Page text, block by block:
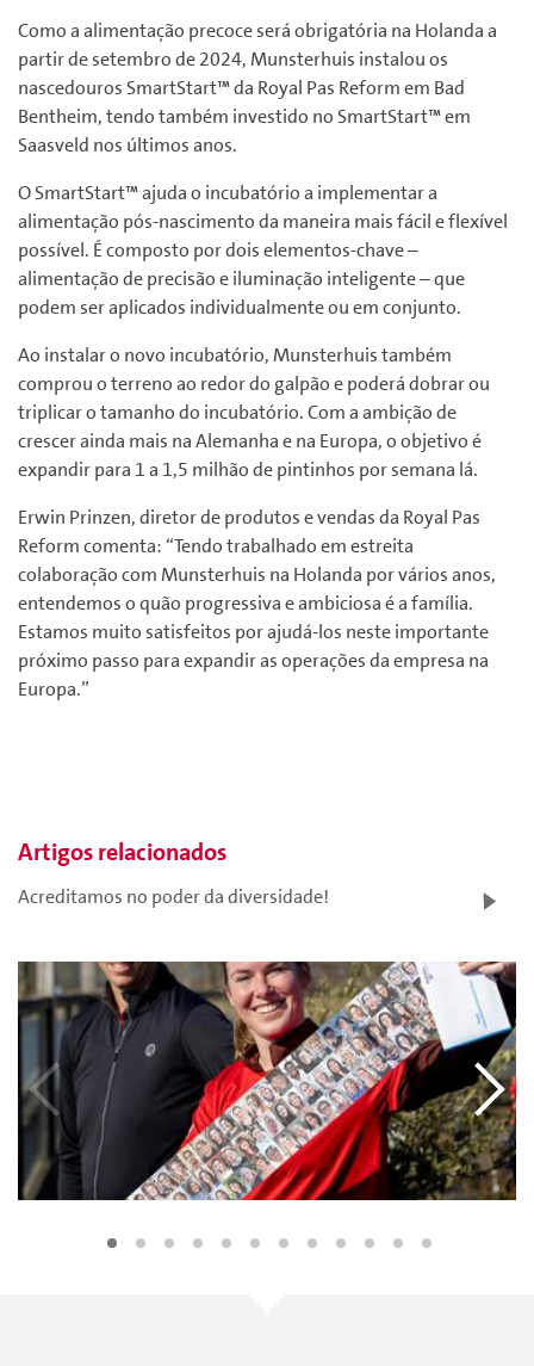
Como a alimentação precoce será obrigatória na Holanda a
partir de setembro de 2024, Munsterhuis instalou os
nascedouros SmartStart™ da Royal Pas Reform em Bad
Bentheim, tendo também investido no SmartStart™ em
Saasveld nos últimos anos.
O SmartStart™ ajuda o incubatório a implementar a
alimentação pós-nascimento da maneira mais fácil e flexível
possível. É composto por dois elementos-chave –
alimentação de precisão e iluminação inteligente – que
podem ser aplicados individualmente ou em conjunto.
Ao instalar o novo incubatório, Munsterhuis também
comprou o terreno ao redor do galpão e poderá dobrar ou
triplicar o tamanho do incubatório.Com a ambição de
crescer ainda mais na Alemanha e na Europa, o objetivo é
expandir para 1 a 1,5 milhão de pintinhos por semana lá.
Erwin Prinzen, diretor de produtos e vendas da Royal Pas
Reform comenta: “Tendo trabalhado em estreita
colaboração com Munsterhuis na Holanda por vários anos,
entendemos o quão progressiva e ambiciosa é a família.
Estamos muito satisfeitos por ajudá-los neste importante
próximo passo para expandir as operações da empresa na
Europa.”
Artigos relacionados
Acreditamos no poder da diversidade!